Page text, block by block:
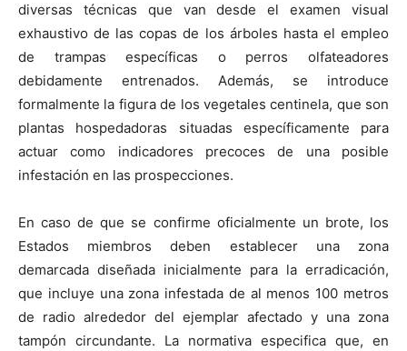
diversas técnicas que van desde el examen visual
exhaustivo de las copas de los árboles hasta el empleo
de trampas específicas o perros olfateadores
debidamente entrenados. Además, se introduce
formalmente la figura de los vegetales centinela, que son
plantas hospedadoras situadas específicamente para
actuar como indicadores precoces de una posible
infestación en las prospecciones.
En caso de que se confirme oficialmente un brote, los
Estados miembros deben establecer una zona
demarcada diseñada inicialmente para la erradicación,
que incluye una zona infestada de al menos 100 metros
de radio alrededor del ejemplar afectado y una zona
tampón circundante. La normativa especifica que, en